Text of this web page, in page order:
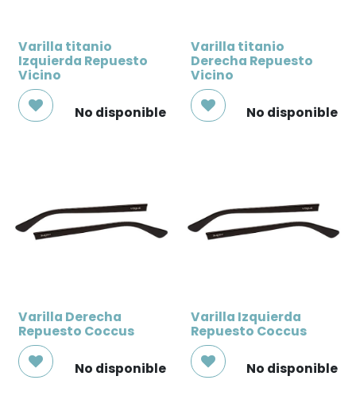
Varilla titanio
Izquierda Repuesto
Vicino
No disponible
Varilla titanio
Derecha Repuesto
Vicino
No disponible
Varilla Derecha
Repuesto Coccus
No disponible
Varilla Izquierda
Repuesto Coccus
No disponible